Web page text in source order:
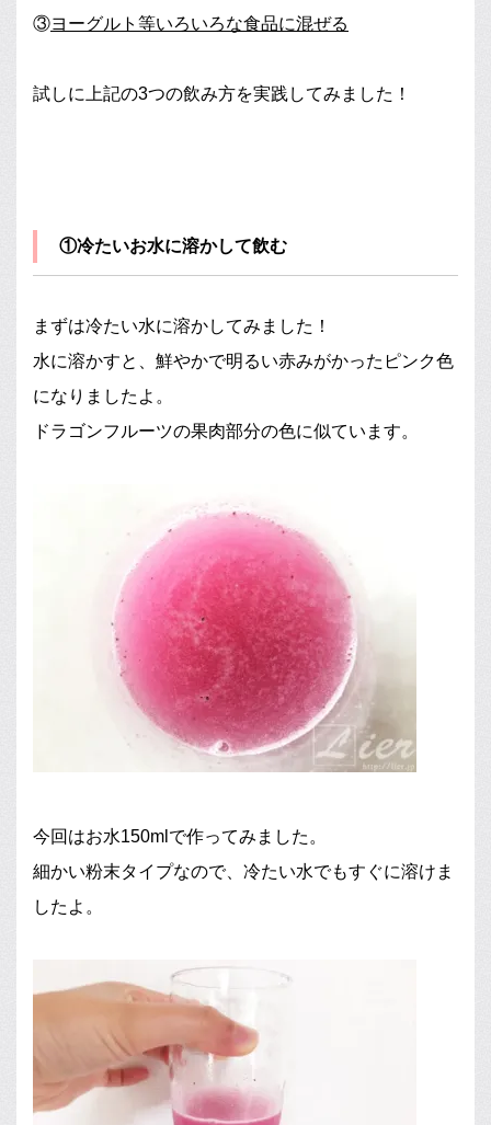
③ヨーグルト等いろいろな食品に混ぜる
試しに上記の3つの飲み方を実践してみました！
①冷たいお水に溶かして飲む
まずは冷たい水に溶かしてみました！
水に溶かすと、鮮やかで明るい赤みがかったピンク色
になりましたよ。
ドラゴンフルーツの果肉部分の色に似ています。
今回はお水150mlで作ってみました。
細かい粉末タイプなので、冷たい水でもすぐに溶けま
したよ。